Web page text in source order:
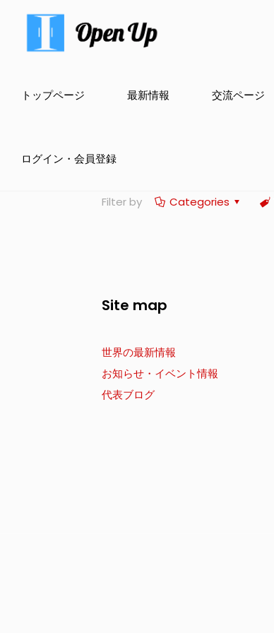
トップページ 最新情報 交流ページ
ログイン・会員登録
Filter by Categories
Site map
世界の最新情報
お知らせ・イベント情報
代表ブログ